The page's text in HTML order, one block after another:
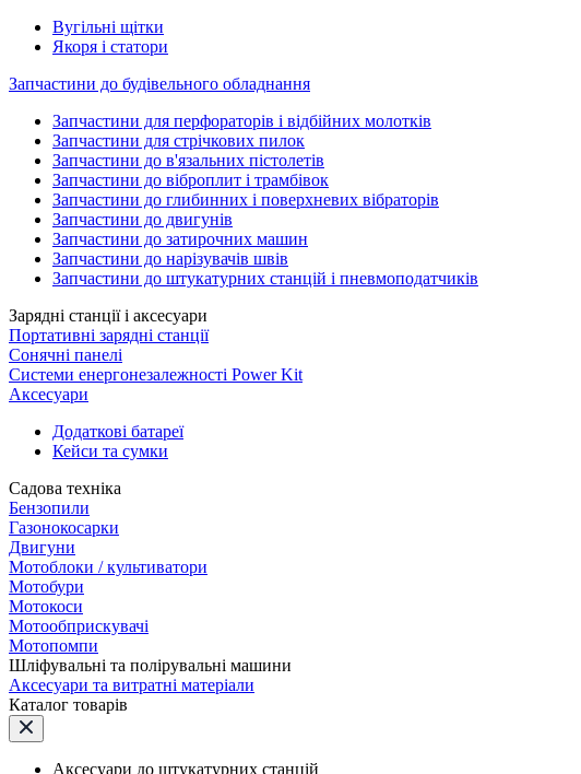
Вугільні щітки
Якоря і статори
Запчастини до будівельного обладнання
Запчастини для перфораторів і відбійних молотків
Запчастини для стрічкових пилок
Запчастини до в'язальних пістолетів
Запчастини до віброплит і трамбівок
Запчастини до глибинних і поверхневих вібраторів
Запчастини до двигунів
Запчастини до затирочних машин
Запчастини до нарізувачів швів
Запчастини до штукатурних станцій і пневмоподатчиків
Зарядні станції і аксесуари
Портативні зарядні станції
Сонячні панелі
Системи енергонезалежності Power Kit
Аксесуари
Додаткові батареї
Кейси та сумки
Садова техніка
Бензопили
Газонокосарки
Двигуни
Мотоблоки / культиватори
Мотобури
Мотокоси
Мотообприскувачі
Мотопомпи
Шліфувальні та полірувальні машини
Аксесуари та витратні матеріали
Каталог товарів
Аксесуари до штукатурних станцій